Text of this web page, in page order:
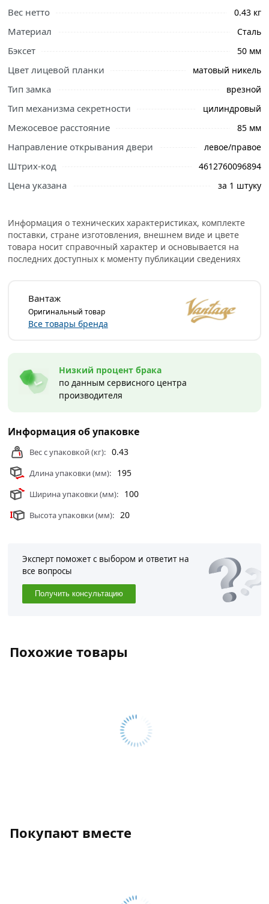
Ознакомьтесь с подробными характеристиками,
правильный выбор и заказать онлайн. Наши
профессиональные менеджеры обработают заказ и
Цилиндровый замок с защелкой, универсальный
(защелка переворачивается при вдавливании в корпус
и поднятии флажка), с ответной планкой. Защелка
85 мм, бексет - 45 мм. В корпусе предусмотрены
отверстия для крепления брони и крепления
раздельных ручек стяжками.
замкидействительны в Москве и области.
Вес нетто 0.43 кг
Материал Сталь
Бэксет 50 мм
Цвет лицевой планки матовый никель
Тип замка врезной
Тип механизма секретности цилиндровый
Межосевое расстояние 85 мм
Направление открывания двери левое/правое
Штрих-код 4612760096894
Цена указана за 1 штуку
Информация о технических характеристиках, комплекте
поставки, стране изготовления, внешнем виде и цвете
товара носит справочный характер и основывается на
последних доступных к моменту публикации сведениях
Вантаж
Оригинальный товар
Все товары бренда
Низкий процент брака
по данным сервисного центра
производителя
Информация об упаковке
Вес с упаковкой (кг): 0.43
Длина упаковки (мм): 195
Ширина упаковки (мм): 100
Высота упаковки (мм): 20
Эксперт поможет с выбором и ответит на
все вопросы
Получить консультацию
Похожие товары
Покупают вместе